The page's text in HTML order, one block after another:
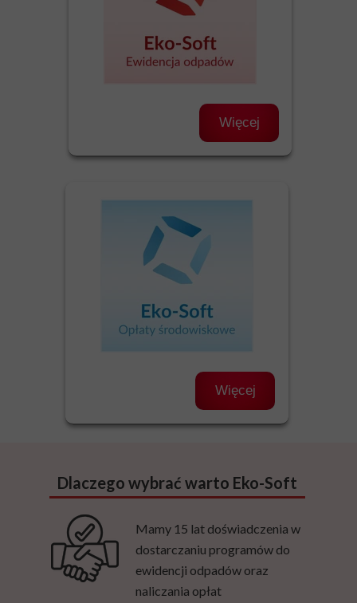
Mamy 15 lat doświadczenia w
dostarczaniu programów do
ewidencji odpadów oraz
naliczania opłat
Dlaczego wybrać warto Eko-Soft
Więcej
Więcej